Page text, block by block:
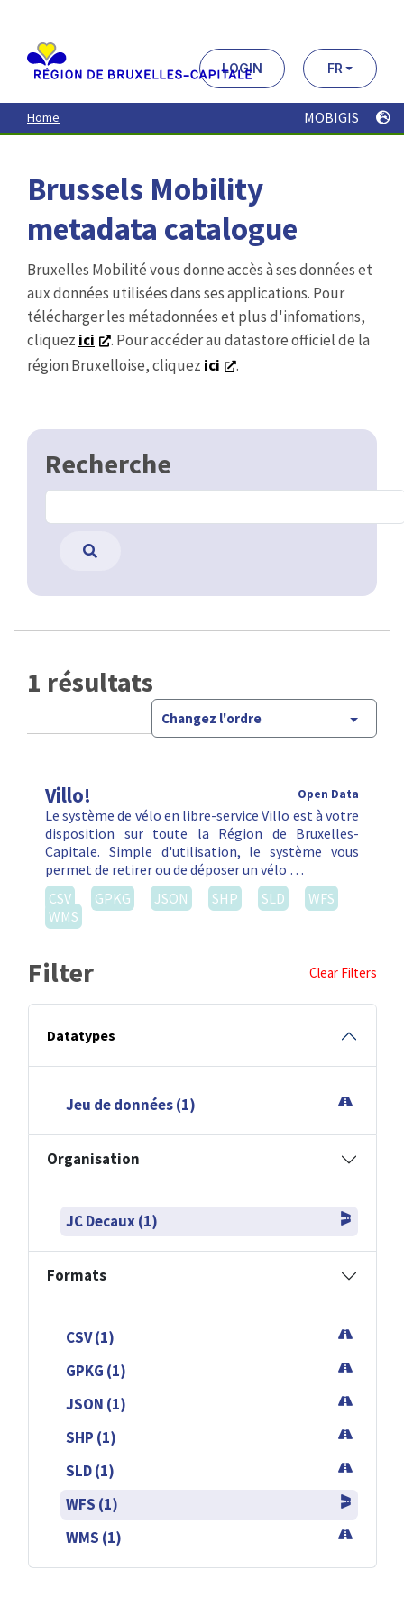
contenu
principal
LOGIN FR
Home MOBIGIS
Brussels Mobility
metadata catalogue
Bruxelles Mobilité vous donne accès à ses données et
aux données utilisées dans ses applications. Pour
télécharger les métadonnées et plus d'infomations,
cliquez ici
. Pour accéder au datastore officiel de la
région Bruxelloise, cliquez ici .
Recherche
1 résultats
Changez l'ordre
Villo! Open Data
Le système de vélo en libre-service Villo est à votre
disposition sur toute la Région de Bruxelles-
Capitale. Simple d'utilisation, le système vous
permet de retirer ou de déposer un vélo …
CSV
GPKG JSON SHP SLD
WFS
WMS
Filter Clear Filters
Datatypes
Jeu de données (1)
Organisation
JC Decaux (1)
Formats
CSV (1)
GPKG (1)
JSON (1)
SHP (1)
SLD (1)
WFS (1)
WMS (1)